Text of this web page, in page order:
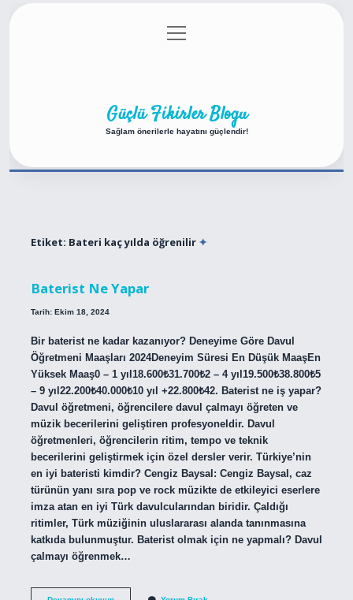
Gizlilik Politikası
menüyü
aç
Güçlü Fikirler Blogu
Sağlam önerilerle hayatını güçlendir!
Etiket: Bateri kaç yılda öğrenilir
Baterist Ne Yapar
Tarih: Ekim 18, 2024
Bir baterist ne kadar kazanıyor? Deneyime Göre Davul
Öğretmeni Maaşları 2024Deneyim Süresi En Düşük MaaşEn
Yüksek Maaş0 – 1 yıl18.600₺31.700₺2 – 4 yıl19.500₺38.800₺5
– 9 yıl22.200₺40.000₺10 yıl +22.800₺42. Baterist ne iş yapar?
Davul öğretmeni, öğrencilere davul çalmayı öğreten ve
müzik becerilerini geliştiren profesyoneldir. Davul
öğretmenleri, öğrencilerin ritim, tempo ve teknik
becerilerini geliştirmek için özel dersler verir. Türkiye’nin
en iyi bateristi kimdir? Cengiz Baysal: Cengiz Baysal, caz
türünün yanı sıra pop ve rock müzikte de etkileyici eserlere
imza atan en iyi Türk davulcularından biridir. Çaldığı
ritimler, Türk müziğinin uluslararası alanda tanınmasına
katkıda bulunmuştur. Baterist olmak için ne yapmalı? Davul
çalmayı öğrenmek…